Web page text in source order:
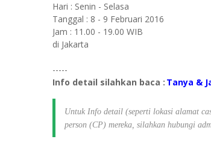
Hari : Senin - Selasa
Tanggal : 8 - 9 Februari 2016
Jam : 11.00 - 19.00 WIB
di Jakarta
-----
Info detail silahkan baca : Tanya &
Untuk Info detail (seperti lokasi alamat
person (CP) mereka, silahkan hubungi